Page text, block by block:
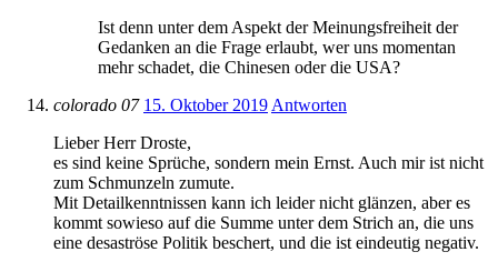
Ist denn unter dem Aspekt der Meinungsfreiheit der
Gedanken an die Frage erlaubt, wer uns momentan
mehr schadet, die Chinesen oder die USA?
colorado 07 15. Oktober 2019 Antworten
Lieber Herr Droste,
es sind keine Sprüche, sondern mein Ernst. Auch mir ist nicht
zum Schmunzeln zumute.
Mit Detailkenntnissen kann ich leider nicht glänzen, aber es
kommt sowieso auf die Summe unter dem Strich an, die uns
eine desaströse Politik beschert, und die ist eindeutig negativ.